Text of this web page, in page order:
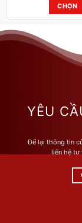
CHỌN
Sản
có
Các
có
thể
YÊU
Để lại thông tin
liên hệ tư